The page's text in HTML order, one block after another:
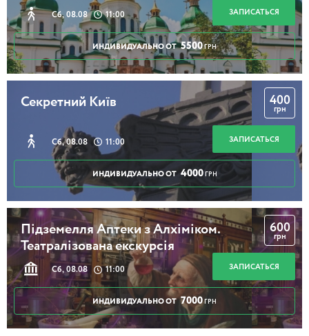
Сб, 08.08 11:00 ЗАПИСАТЬСЯ
ИНДИВИДУАЛЬНО ОТ 5500 ГРН
Секретний Київ
Сб, 08.08 11:00
400
грн
ЗАПИСАТЬСЯ
ИНДИВИДУАЛЬНО ОТ 4000 ГРН
Підземелля Аптеки з Алхіміком.
Театралізована екскурсія
Сб, 08.08 11:00
600
грн
ЗАПИСАТЬСЯ
ИНДИВИДУАЛЬНО ОТ 7000 ГРН